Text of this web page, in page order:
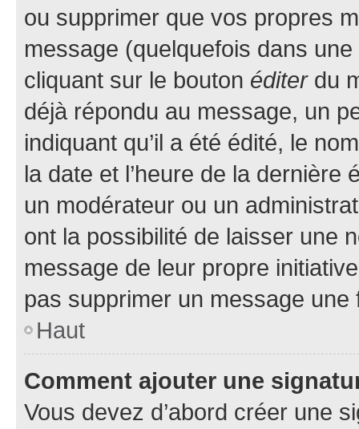
ou supprimer que vos propres
message (quelquefois dans
cliquant sur le bouton éditerdu
déjà répondu au message, un
indiquant qu’il a été édité, le
la date et l’heure de la dernière
un modérateur ou un
ont la possibilité de laisser une
message de leur propre
pas supprimer un message une
Haut
Comment ajouter une
Vous devez d’abord créer une